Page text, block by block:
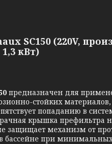
SC150 (220V,
1,3 кВт)
предназначен для
стойких
попаданию в
крышка префильтра
защищает механизм от
бассейне при